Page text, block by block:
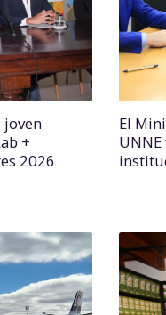
joven
+
2026
El